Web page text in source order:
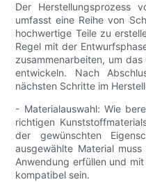
Der Herstellungsprozess
umfasst eine Reihe von
hochwertige Teile zu
Regel mit der
zusammenarbeiten, um
entwickeln. Nach
nächsten Schritte im
- Materialauswahl: Wie
richtigen
der gewünschten
ausgewählte Material
Anwendung erfüllen und
kompatibel sein.